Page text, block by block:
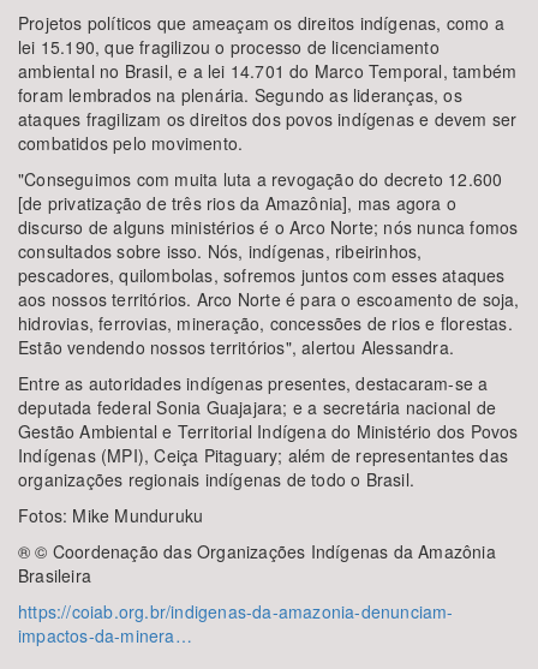
Projetos políticos que ameaçam os direitos indígenas, como a
lei 15.190, que fragilizou o processo de licenciamento
ambiental no Brasil, e a lei 14.701 do Marco Temporal, também
foram lembrados na plenária. Segundo as lideranças, os
ataques fragilizam os direitos dos povos indígenas e devem ser
combatidos pelo movimento.
"Conseguimos com muita luta a revogação do decreto 12.600
[de privatização de três rios da Amazônia], mas agora o
discurso de alguns ministérios é o Arco Norte; nós nunca fomos
consultados sobre isso. Nós, indígenas, ribeirinhos,
pescadores, quilombolas, sofremos juntos com esses ataques
aos nossos territórios. Arco Norte é para o escoamento de soja,
hidrovias, ferrovias, mineração, concessões de rios e florestas.
Estão vendendo nossos territórios", alertou Alessandra.
Entre as autoridades indígenas presentes, destacaram-se a
deputada federal Sonia Guajajara; e a secretária nacional de
Gestão Ambiental e Territorial Indígena do Ministério dos Povos
Indígenas (MPI), Ceiça Pitaguary; além de representantes das
organizações regionais indígenas de todo o Brasil.
Fotos: Mike Munduruku
® © Coordenação das Organizações Indígenas da Amazônia
Brasileira
https://coiab.org.br/indigenas-da-amazonia-denunciam-
impactos-da-minera…